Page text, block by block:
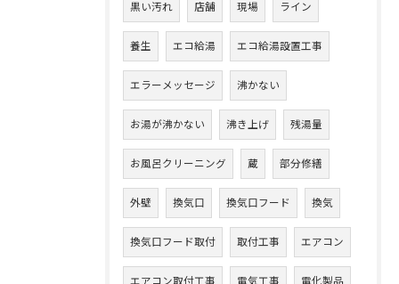
黒い汚れ 店舗 現場 ライン
養生 エコ給湯 エコ給湯設置工事
エラーメッセージ 沸かない
お湯が沸かない 沸き上げ 残湯量
お風呂クリーニング 蔵 部分修繕
外壁 換気口 換気口フード 換気
換気口フード取付 取付工事 エアコン
エアコン取付工事 電気工事 電化製品